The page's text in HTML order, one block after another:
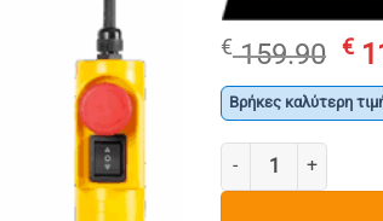
€159.90 €
Βρήκες καλύτερη
ΗΛΕΚΤΡΙΚΟ